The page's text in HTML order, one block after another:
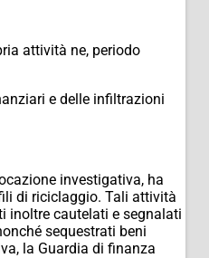
attività ne, periodo
e delle infiltrazioni
investigativa, ha
di riciclaggio. Tali attività
inoltre cautelati e segnalati
sequestrati beni
la Guardia di finanza